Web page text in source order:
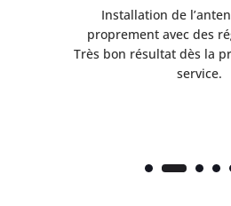
Installation de
proprement avec des
Très bon résultat dès la
service.